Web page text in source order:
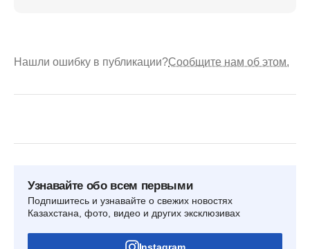
Нашли ошибку в публикации?Сообщите нам об этом.
Узнавайте обо всем первыми
Подпишитесь и узнавайте о свежих новостях
Казахстана, фото, видео и других эксклюзивах
Instagram